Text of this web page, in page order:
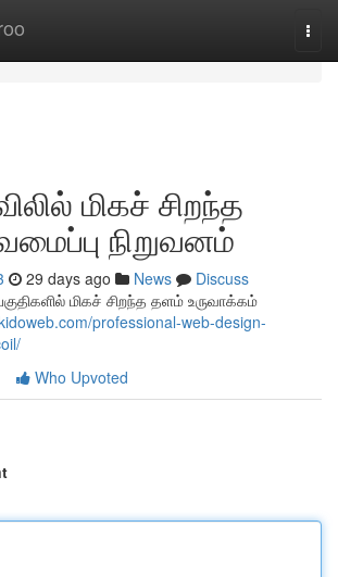
மிகச் சிறந்த
நிறுவனம்
29 days ago News
Discuss
மிகச் சிறந்த தளம் உருவாக்கம்
professional-web-design-
Who Upvoted